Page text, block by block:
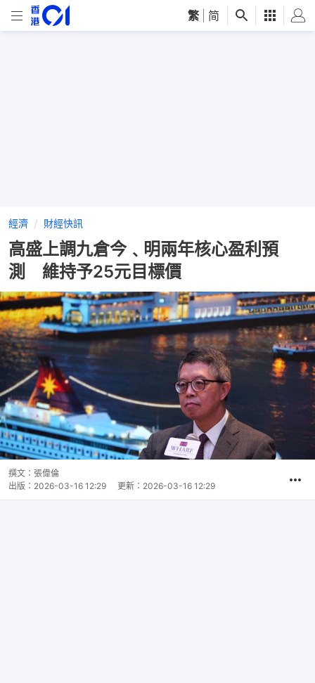
繁 简
經濟 財經快訊
高盛上調九倉今﹑明兩年核心盈利預
測 維持予25元目標價
撰文： 張偉倫
出版： 2026-03-16 12:29 更新： 2026-03-16 12:29